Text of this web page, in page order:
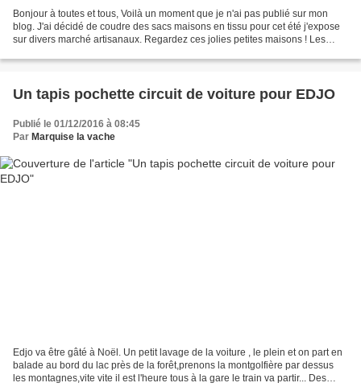
Bonjour à toutes et tous, Voilà un moment que je n'ai pas publié sur mon
blog. J'ai décidé de coudre des sacs maisons en tissu pour cet été j'expose
sur divers marché artisanaux. Regardez ces jolies petites maisons ! Les
Un tapis pochette circuit de voiture pour EDJO
Publié le 01/12/2016 à 08:45
Par Marquise la vache
Edjo va être gâté à Noël. Un petit lavage de la voiture , le plein et on part en
balade au bord du lac près de la forêt,prenons la montgolfière par dessus
les montagnes,vite vite il est l'heure tous à la gare le train va partir... Des